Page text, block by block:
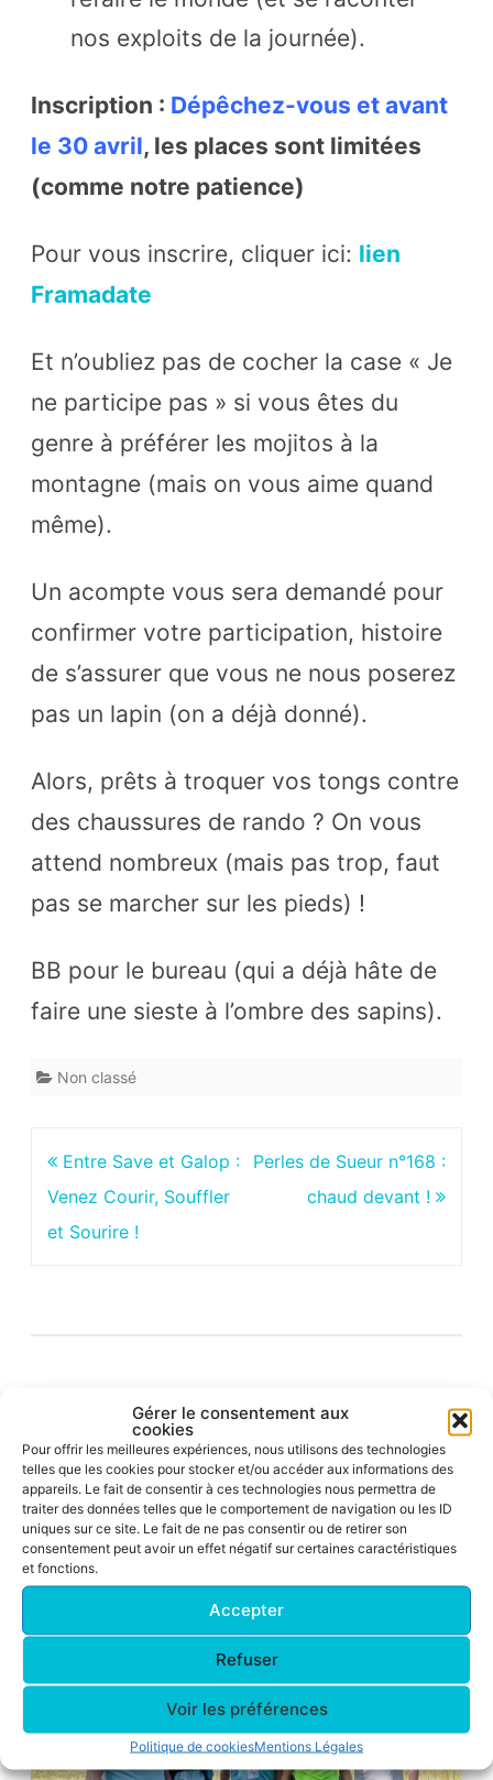
Gérer le consentement aux
cookies
Pour offrir les meilleures expériences, nous utilisons des technologies
telles que les cookies pour stocker et/ou accéder aux informations des
appareils. Le fait de consentir à ces technologies nous permettra de
traiter des données telles que le comportement de navigation ou les ID
uniques sur ce site. Le fait de ne pas consentir ou de retirer son
consentement peut avoir un effet négatif sur certaines caractéristiques
et fonctions.
Accepter
Refuser
Voir les préférences
Politique de cookiesMentions Légales
nos exploits de la journée).
Inscription : Dépêchez-vous et avant
le 30 avril, les places sont limitées
(comme notre patience)
Pour vous inscrire, cliquer ici: lien
Framadate
Et n’oubliez pas de cocher la case « Je
ne participe pas » si vous êtes du
genre à préférer les mojitos à la
montagne (mais on vous aime quand
même).
Un acompte vous sera demandé pour
confirmer votre participation, histoire
de s’assurer que vous ne nous poserez
pas un lapin (on a déjà donné).
Alors, prêts à troquer vos tongs contre
des chaussures de rando ? On vous
attend nombreux (mais pas trop, faut
pas se marcher sur les pieds) !
BB pour le bureau (qui a déjà hâte de
faire une sieste à l’ombre des sapins).
Non classé
Navigation
de
l’article
Entre Save et Galop :
Venez Courir, Souffler
et Sourire !
Perles de Sueur n°168 :
chaud devant !
Almanach du jour
Saint Gaétan de Thiene